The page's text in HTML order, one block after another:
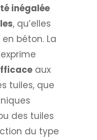
inégalée
, qu’elles
béton. La
aux
tuiles, que
des tuiles
du type